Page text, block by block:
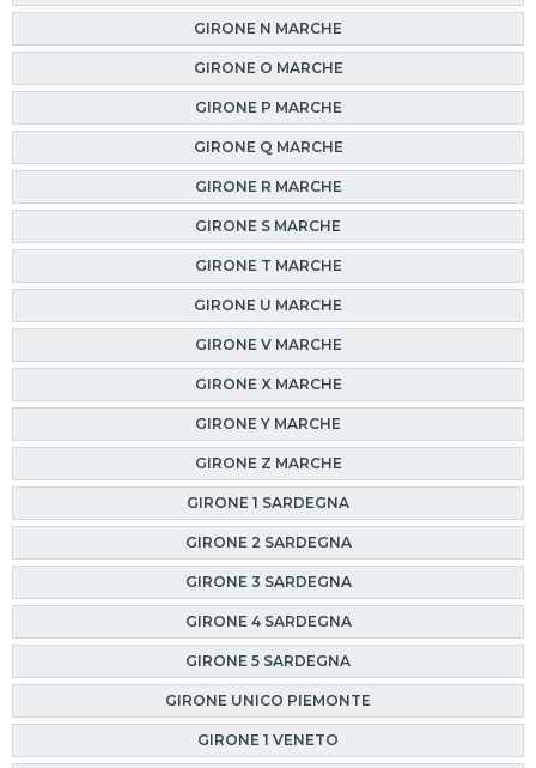
GIRONE N MARCHE
GIRONE O MARCHE
GIRONE P MARCHE
GIRONE Q MARCHE
GIRONE R MARCHE
GIRONE S MARCHE
GIRONE T MARCHE
GIRONE U MARCHE
GIRONE V MARCHE
GIRONE X MARCHE
GIRONE Y MARCHE
GIRONE Z MARCHE
GIRONE 1 SARDEGNA
GIRONE 2 SARDEGNA
GIRONE 3 SARDEGNA
GIRONE 4 SARDEGNA
GIRONE 5 SARDEGNA
GIRONE UNICO PIEMONTE
GIRONE 1 VENETO